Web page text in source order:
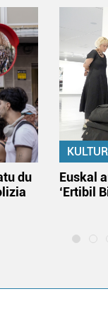
du
Euskal
‘Ertibil